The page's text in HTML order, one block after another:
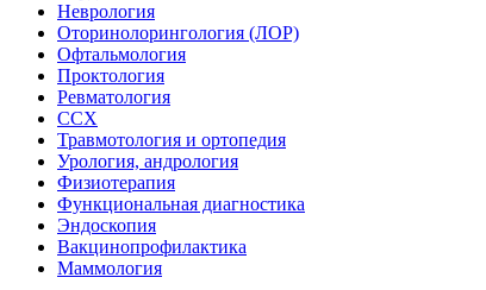
Неврология
Оторинолорингология (ЛОР)
Офтальмология
Проктология
Ревматология
ССХ
Травмотология и ортопедия
Урология, андрология
Физиотерапия
Функциональная диагностика
Эндоскопия
Вакцинопрофилактика
Маммология